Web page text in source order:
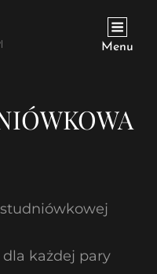
Menu
każdej pary